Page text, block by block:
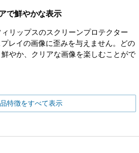
で鮮やかな表示
リップスのスクリーンプロテクター
レイの画像に歪みを与えません。どの
やか、クリアな画像を楽しむことがで
特徴をすべて表示